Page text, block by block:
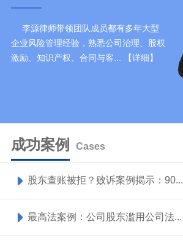
李源律师带领团队成员都有多年大型
企业风险管理经验，熟悉公司治理、股权
激励、知识产权、合同与客...
【详细】
成功案例 Cases
股东查账被拒？败诉案例揭示：90...
最高法案例：公司股东滥用公司法...